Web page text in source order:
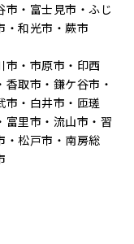
・富士見市・ふじ
・和光市・蕨市
市・市原市・印西
取市・鎌ケ谷市・
市・白井市・匝瑳
富里市・流山市・習
・松戸市・南房総